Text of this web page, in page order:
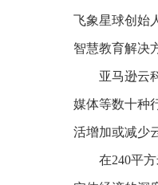
飞象星球创始
智慧教育解决
亚马逊云
媒体等数十种
活增加或减少
在240平